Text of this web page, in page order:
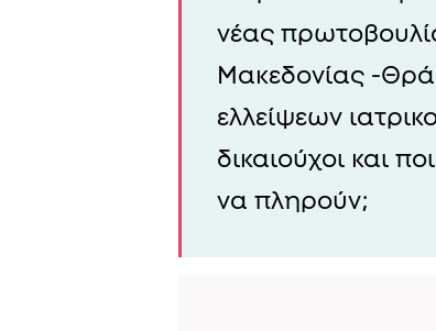
νέας
Μακεδονίας -
ελλείψεων
δικαιούχοι και
να πληρούν;